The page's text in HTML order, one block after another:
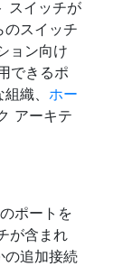
スイッチが
のスイッチ
ョン向け
できるポ
織、 ホー
アーキテ
ポートを
が含まれ
の追加接続